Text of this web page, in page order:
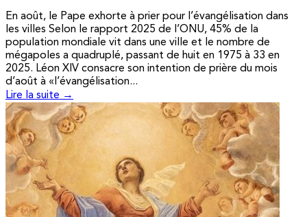
En août, le Pape exhorte à prier pour l’évangélisation dans
les villes Selon le rapport 2025 de l’ONU, 45% de la
population mondiale vit dans une ville et le nombre de
mégapoles a quadruplé, passant de huit en 1975 à 33 en
2025. Léon XIV consacre son intention de prière du mois
d’août à «l’évangélisation...
Lire la suite →